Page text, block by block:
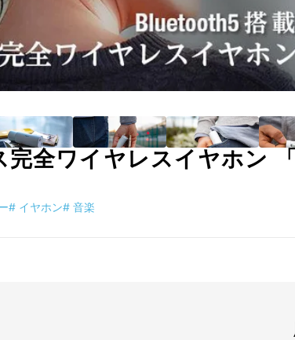
完全ワイヤレスイヤホン
# イヤホン# 音楽